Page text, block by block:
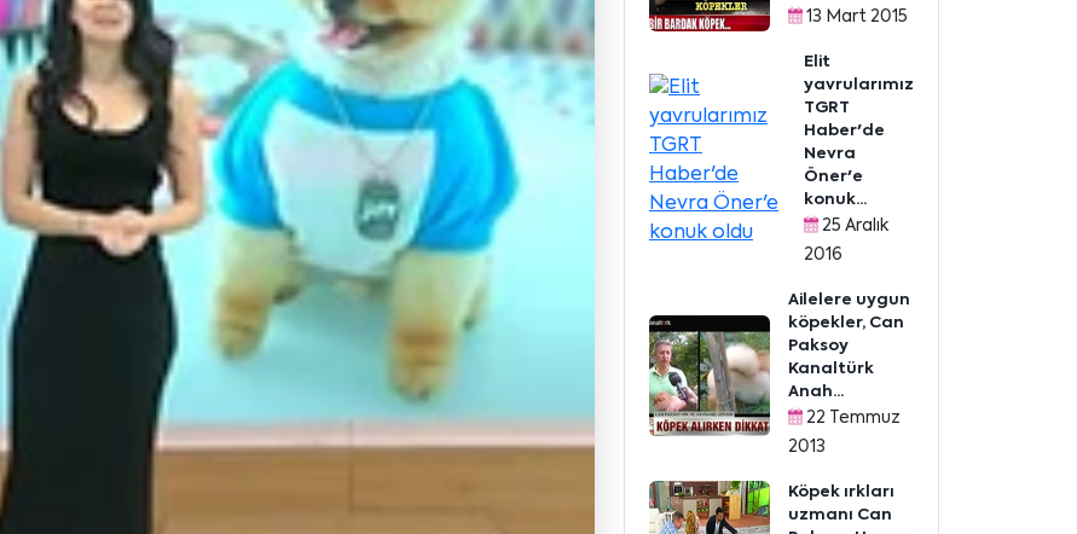
13 Mart 2015
Elit
yavrularımız
TGRT
Haber'de
Nevra
Öner'e
konuk...
25 Aralık
2016
Ailelere uygun
köpekler, Can
Paksoy
Kanaltürk
Anah...
22 Temmuz
2013
Köpek ırkları
uzmanı Can